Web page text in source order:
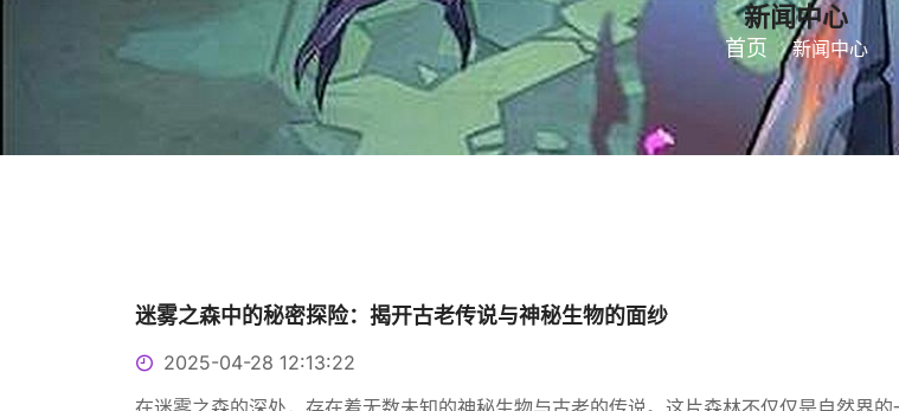
新闻中心
首页 新闻中心
迷雾之森中的秘密探险：揭开古老传说与神秘生物的面纱
2025-04-28 12:13:22